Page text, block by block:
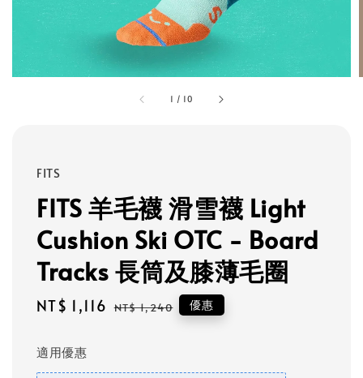
1 / 10
FITS
FITS 羊毛襪 滑雪襪 Light
Cushion Ski OTC - Board
Tracks 長筒及膝薄毛圈
Sale
NT$ 1,116 Regular
NT$ 1,240 優惠
適用優惠